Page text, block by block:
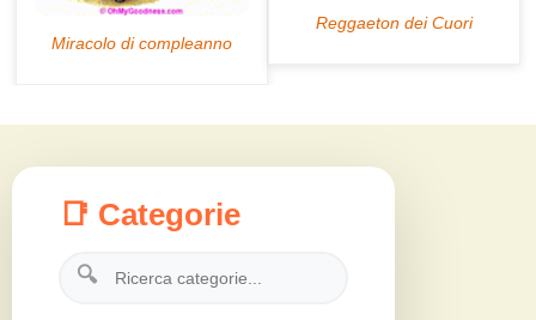
📑 Categorie
🔍